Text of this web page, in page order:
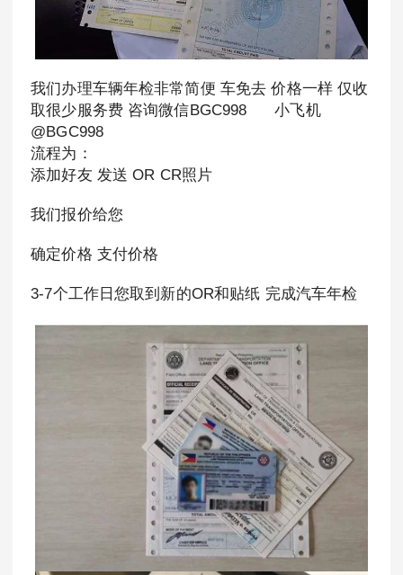
我们办理车辆年检非常简便 车免去 价格一样 仅收
取很少服务费 咨询微信BGC998 小飞机
@BGC998
流程为：
添加好友 发送 OR CR照片
我们报价给您
确定价格 支付价格
3-7个工作日您取到新的OR和贴纸 完成汽车年检